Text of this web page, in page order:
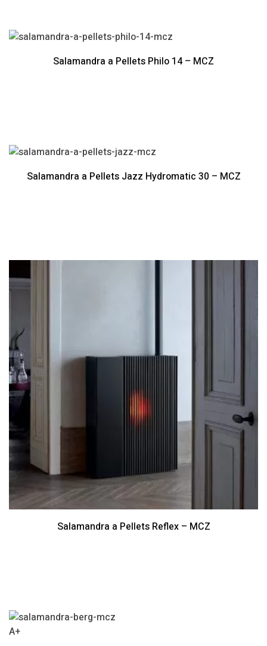
Salamandra a Pellets Philo 14 – MCZ
Salamandra a Pellets Jazz Hydromatic 30 – MCZ
Salamandra a Pellets Reflex – MCZ
A+